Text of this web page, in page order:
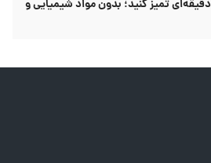
مایکروویو را با این ترفند ۵ دقیقه‌ای تمیز کنید؛ بدون مواد شیمیایی و